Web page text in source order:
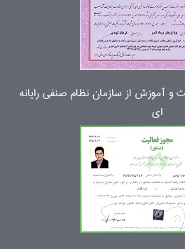
آموزش از سازمان نظام صنفی رایانه
ای